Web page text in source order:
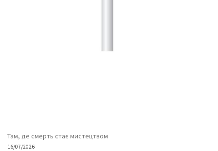
Там, де смерть стає мистецтвом
16/07/2026